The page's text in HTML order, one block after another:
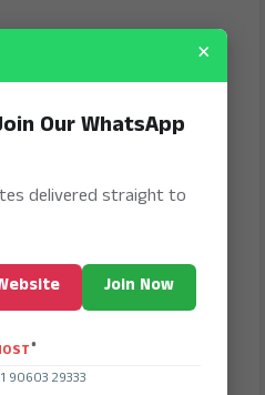
×
Our WhatsApp
delivered straight to
Join Now
®
90603 29333